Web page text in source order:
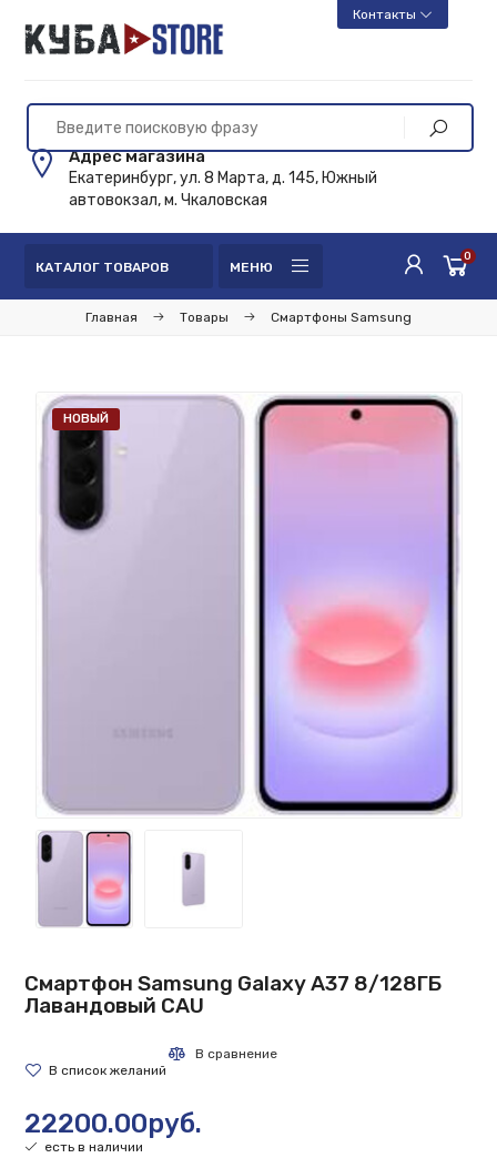
Контакты
Адрес магазина
Екатеринбург, ул. 8 Марта, д. 145, Южный
автовокзал, м. Чкаловская
КАТАЛОГ ТОВАРОВ МЕНЮ
0
Главная Товары Смартфоны Samsung
НОВЫЙ
Смартфон Samsung Galaxy A37 8/128ГБ
Лавандовый CAU
22200.00руб.
есть в наличии